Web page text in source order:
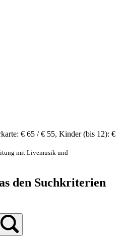
€ 65 / € 55, Kinder (bis 12): €
mit Livemusik und
den Suchkriterien